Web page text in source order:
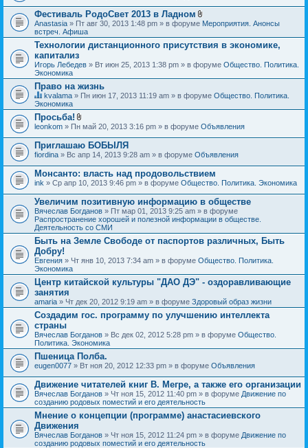
Фестиваль РодоСвет 2013 в Ладном
В
о
ж
н
и
я
Anastasia » Пт авг 30, 2013 1:48 pm » в форуме Мероприятия. Анонсы
встреч. Афиша
Технологии дистанционного присутствия в экономике,
капитализ
Игорь Лебедев » Вт июн 25, 2013 1:38 pm » в форуме Общество. Политика.
Экономика
Право на жизнь
Д
а
н
н
я
т
е
м
а
с
о
д
е
р
ж
и
т
о
п
р
о
с
.
kvalama » Пн июн 17, 2013 11:19 am » в форуме Общество. Политика.
Экономика
Просьба!
В
о
ж
е
н
и
я
leonkom » Пн май 20, 2013 3:16 pm » в форуме Объявления
Приглашаю БОБЫЛЯ
fiordina » Вс апр 14, 2013 9:28 am » в форуме Объявления
Монсанто: власть над продовольствием
ink » Ср апр 10, 2013 9:46 pm » в форуме Общество. Политика. Экономика
Увеличим позитивную информацию в обществе
Вячеслав Богданов » Пт мар 01, 2013 9:25 am » в форуме
Распространение хорошей и полезной информации в обществе.
Деятельность со СМИ
Быть на Земле Свободе от паспортов различных, Быть
Добру!
Евгения » Чт янв 10, 2013 7:34 am » в форуме Общество. Политика.
Экономика
Центр китайской культуры "ДАО ДЭ" - оздоравливающие
занятия
amaria » Чт дек 20, 2012 9:19 am » в форуме Здоровый образ жизни
Создадим гос. программу по улучшению интеллекта
страны
Вячеслав Богданов » Вс дек 02, 2012 5:28 pm » в форуме Общество.
Политика. Экономика
Пшеница Полба.
eugen0077 » Вт ноя 20, 2012 12:33 pm » в форуме Объявления
Движение читателей книг В. Мегре, а также его организации
Вячеслав Богданов » Чт ноя 15, 2012 11:40 pm » в форуме Движение по
созданию родовых поместий и его деятельность
Мнение о концепции (программе) анастасиевского
Движения
Вячеслав Богданов » Чт ноя 15, 2012 11:24 pm » в форуме Движение по
созданию родовых поместий и его деятельность